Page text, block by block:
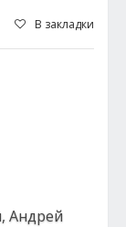
В закладки
Андрей